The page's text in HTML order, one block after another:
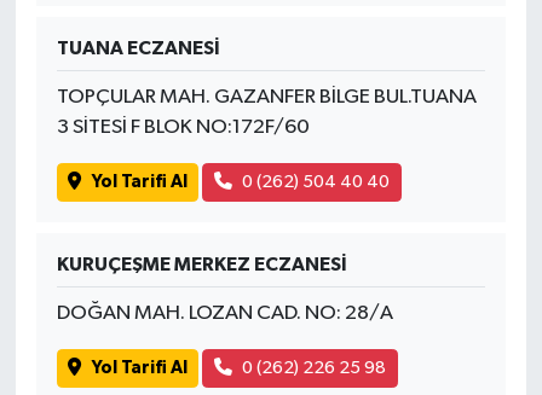
TUANA ECZANESİ
TOPÇULAR MAH. GAZANFER BİLGE BUL.TUANA
3 SİTESİ F BLOK NO:172F/60
Yol Tarifi Al 0 (262) 504 40 40
KURUÇEŞME MERKEZ ECZANESİ
DOĞAN MAH. LOZAN CAD. NO: 28/A
Yol Tarifi Al 0 (262) 226 25 98